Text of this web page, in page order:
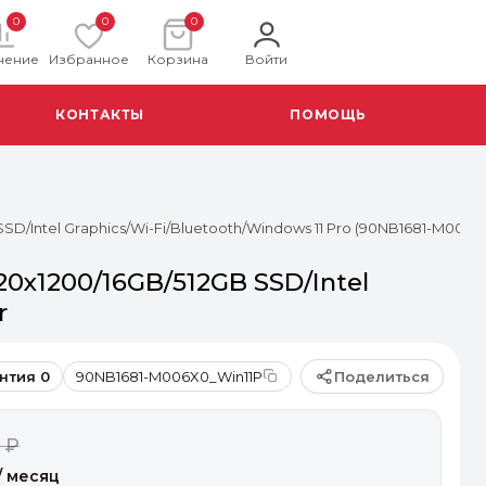
0 0
Избранное
0
Корзина Войти
КОНТАКТЫ ПОМОЩЬ
Intel Graphics/Wi-Fi/Bluetooth/Windows 11 Pro (90NB1681-
16GB/512GB SSD/Intel
Поделиться
0 90NB1681-M006X0_Win11P
₽
месяц